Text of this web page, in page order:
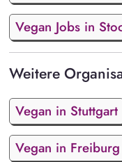
Vegan Jobs in
Weitere
Vegan in Stuttgart
Vegan in